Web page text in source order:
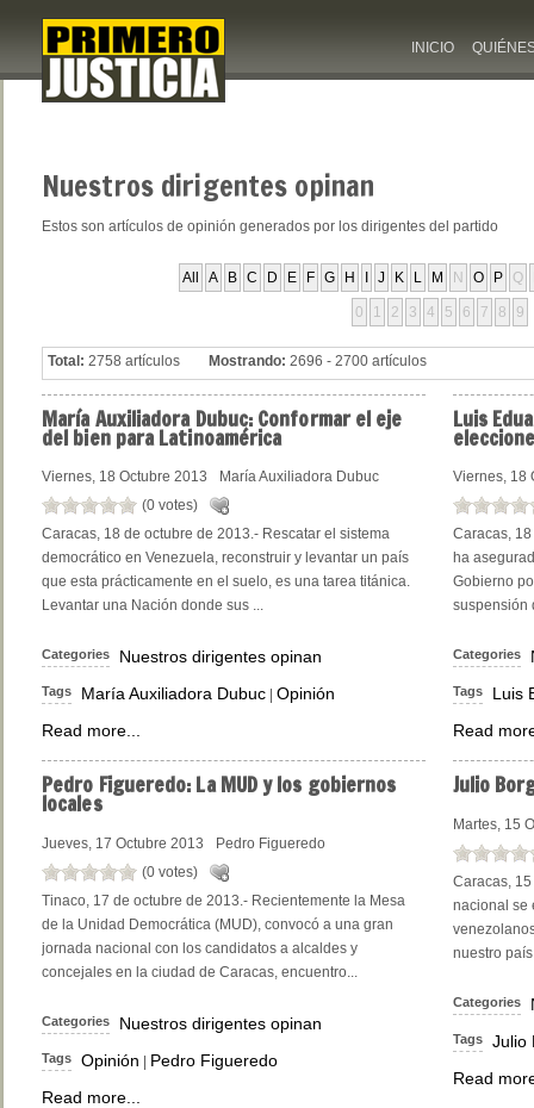
INICIO
Nuestrosdirigentes opinan
Estos son artículos de opinión generados por los dirigentes del partido
All A B C D E F G H J K L M N O P Q
0 1 2 3 4 5 6 7 8 9
Total: 2758 artículos Mostrando: 2696 - 2700 artículos
MaríaAuxiliadora Dubuc: Conformar el eje
del bien para Latinoamérica
Viernes, 18 Octubre 2013
María Auxiliadora Dubuc
(0 votes)
Caracas, 18 de octubre de 2013.- Rescatar el sistema
democrático en Venezuela, reconstruir y levantar un país
que esta prácticamente en el suelo, es una tarea titánica.
Levantar una Nación donde sus ...
Categories Nuestros dirigentes opinan
Tags María Auxiliadora Dubuc Opinión
Read more...
Luis
Viernes, 18
Caracas,
ha
Gobierno
suspensión
Categories
Tags
Luis
Read
Pedro Figueredo: La MUD y los gobiernos
locales
Jueves, 17 Octubre 2013
Pedro Figueredo
(0 votes)
Tinaco, 17 de octubre de 2013.- Recientemente la Mesa
de la Unidad Democrática (MUD), convocó a una gran
jornada nacional con los candidatos a alcaldes y
concejales en la ciudad de Caracas, encuentro...
Categories Nuestros dirigentes opinan
Tags Opinión | Pedro Figueredo
Read more...
Julio
Martes, 15
Caracas,
nacional se
nuestro
Categories
Tags
Julio
Read